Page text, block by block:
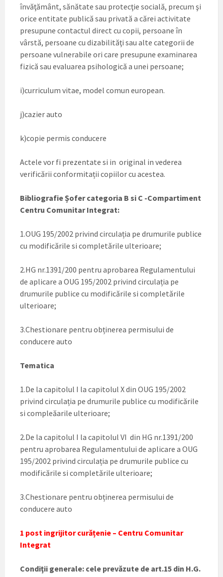
învăţământ, sănătate sau protecţie socială, precum şi
orice entitate publică sau privată a cărei activitate
presupune contactul direct cu copii, persoane în
vârstă, persoane cu dizabilităţi sau alte categorii de
persoane vulnerabile ori care presupune examinarea
fizică sau evaluarea psihologică a unei persoane;
i)curriculum vitae, model comun european.
j)cazier auto
k)copie permis conducere
Actele vor fi prezentate si in original in vederea
verificării conformitații copiilor cu acestea.
Bibliografie Șofer categoria B si C -Compartiment
Centru Comunitar Integrat:
1.OUG 195/2002 privind circulația pe drumurile publice
cu modificările si completările ulterioare;
2.HG nr.1391/200 pentru aprobarea Regulamentului
de aplicare a OUG 195/2002 privind circulația pe
drumurile publice cu modificările si completările
ulterioare;
3.Chestionare pentru obținerea permisului de
conducere auto
Tematica
1.De la capitolul I la capitolul X din OUG 195/2002
privind circulația pe drumurile publice cu modificările
si compleăarile ulterioare;
2.De la capitolul I la capitolul VI din HG nr.1391/200
pentru aprobarea Regulamentului de aplicare a OUG
195/2002 privind circulația pe drumurile publice cu
modificările si completările ulterioare;
3.Chestionare pentru obținerea permisului de
conducere auto
1 post ingrijitor curățenie – Centru Comunitar
Integrat
Condiţii generale: cele prevăzute de art.15 din H.G.